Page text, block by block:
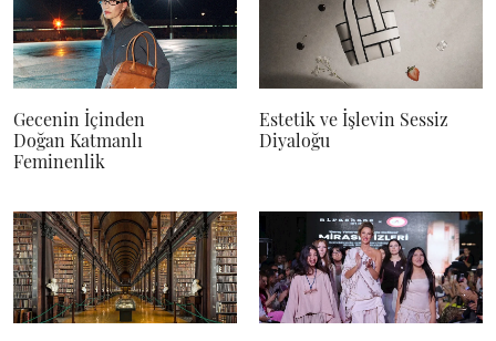
Gecenin İçinden
Doğan Katmanlı
Feminenlik
Estetik ve İşlevin Sessiz
Diyaloğu